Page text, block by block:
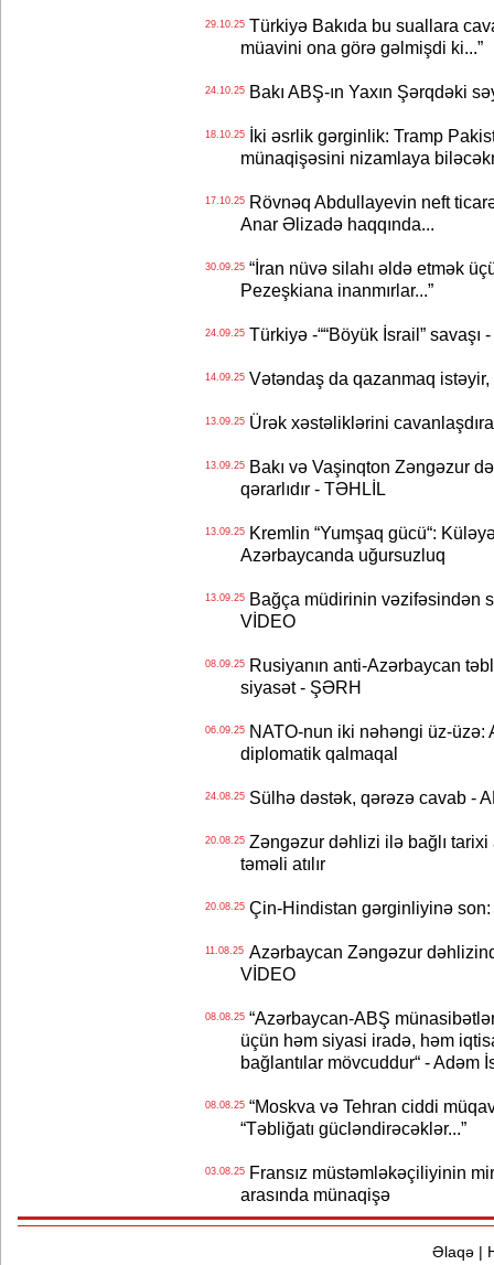
29.10.25Türkiyə Bakıda bu suallara
müavini ona görə gəlmişdi ki...”
24.10.25Bakı ABŞ-ın Yaxın Şərqdəki
18.10.25İki əsrlik gərginlik: Tramp
münaqişəsini nizamlaya
17.10.25Rövnəq Abdullayevin neft
Anar Əlizadə haqqında...
30.09.25“İran nüvə silahı əldə etmək
Pezeşkiana inanmırlar...”
24.09.25Türkiyə -““Böyük İsrail” savaşı
14.09.25Vətəndaş da qazanmaq istəyir,
13.09.25Ürək xəstəliklərini
13.09.25Bakı və Vaşinqton Zəngəzur
qərarlıdır - TƏHLİL
13.09.25Kremlin “Yumşaq gücü“:
Azərbaycanda uğursuzluq
13.09.25Bağça müdirinin vəzifəsindən
VİDEO
08.09.25Rusiyanın anti-Azərbaycan
siyasət - ŞƏRH
06.09.25NATO-nun iki nəhəngi üz-üzə:
diplomatik qalmaqal
24.08.25Sülhə dəstək, qərəzə cavab -
20.08.25Zəngəzur dəhlizi ilə bağlı tarixi
təməli atılır
20.08.25Çin-Hindistan gərginliyinə son:
11.08.25Azərbaycan Zəngəzur
VİDEO
08.08.25“Azərbaycan-ABŞ
üçün həm siyasi iradə, həm
bağlantılar mövcuddur“ - Adəm
08.08.25“Moskva və Tehran ciddi
“Təbliğatı gücləndirəcəklər...”
03.08.25Fransız müstəmləkəçiliyinin
arasında münaqişə
Əlaqə|